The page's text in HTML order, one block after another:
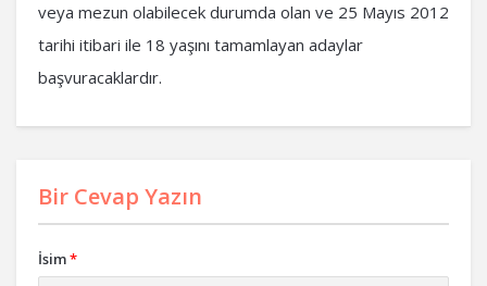
veya mezun olabilecek durumda olan ve 25 Mayıs 2012
tarihi itibari ile 18 yaşını tamamlayan adaylar
başvuracaklardır.
Bir Cevap Yazın
İsim*